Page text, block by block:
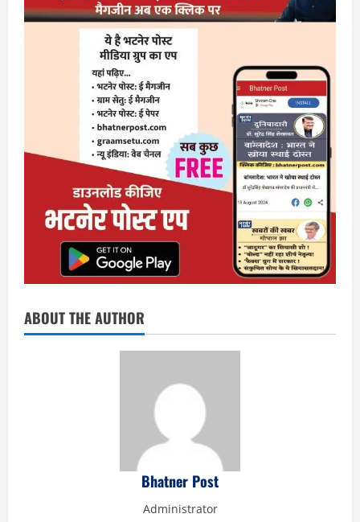
ABOUT THE AUTHOR
Bhatner Post
Administrator